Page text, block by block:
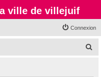
ville de villejuif
Connexion